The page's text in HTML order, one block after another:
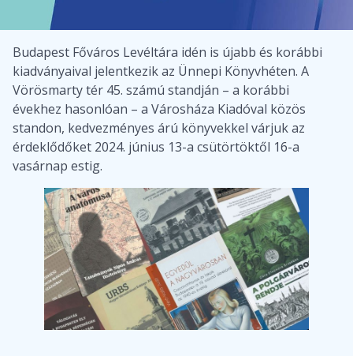
Budapest Főváros Levéltára idén is újabb és korábbi
kiadványaival jelentkezik az Ünnepi Könyvhéten. A
Vörösmarty tér 45. számú standján – a korábbi
évekhez hasonlóan – a Városháza Kiadóval közös
standon, kedvezményes árú könyvekkel várjuk az
érdeklődőket 2024. június 13-a csütörtöktől 16-a
vasárnap estig.